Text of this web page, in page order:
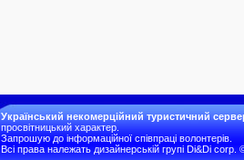
Український некомерційний туристичний
просвітницький характер.
Запрошую до інформаційної співпраці волонтерів.
Всі права належать дизайнерській групі Di&Di corp.